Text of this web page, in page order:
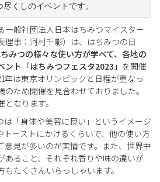
くしのイベントです。
一般社団法人日本はちみつマイスター
理事：河村千影）は、はちみつの日
みつの様々な使い方が学べて、各地の
ト「はちみつフェスタ2023」 を開催
年は東京オリンピックと日程が重なっ
のため開催を見合わせておりました。
なります。
は「身体や美容に良い」というイメージ
トーストにかけるくらいで、他の使い方
意見が多いのが実情です。また、世界中
あること、それぞれ香りや味の違いが
たくさんいらっしゃいます。